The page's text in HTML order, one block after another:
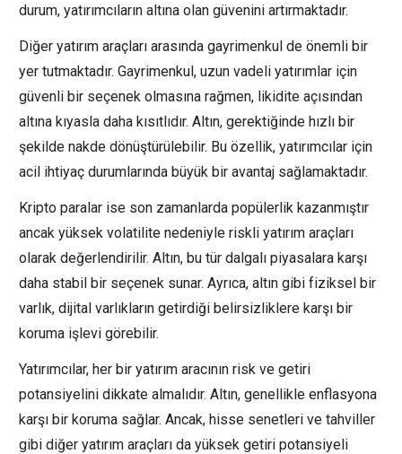
durum, yatırımcıların altına olan güvenini artırmaktadır.
Diğer yatırım araçları arasında gayrimenkul de önemli bir
yer tutmaktadır. Gayrimenkul, uzun vadeli yatırımlar için
güvenli bir seçenek olmasına rağmen, likidite açısından
altına kıyasla daha kısıtlıdır. Altın, gerektiğinde hızlı bir
şekilde nakde dönüştürülebilir. Bu özellik, yatırımcılar için
acil ihtiyaç durumlarında büyük bir avantaj sağlamaktadır.
Kripto paralar ise son zamanlarda popülerlik kazanmıştır
ancak yüksek volatilite nedeniyle riskli yatırım araçları
olarak değerlendirilir. Altın, bu tür dalgalı piyasalara karşı
daha stabil bir seçenek sunar. Ayrıca, altın gibi fiziksel bir
varlık, dijital varlıkların getirdiği belirsizliklere karşı bir
koruma işlevi görebilir.
Yatırımcılar, her bir yatırım aracının risk ve getiri
potansiyelini dikkate almalıdır. Altın, genellikle enflasyona
karşı bir koruma sağlar. Ancak, hisse senetleri ve tahviller
gibi diğer yatırım araçları da yüksek getiri potansiyeli